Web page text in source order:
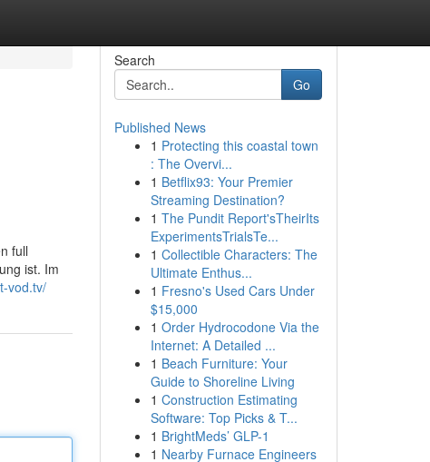
full
ist. Im
vod.tv/
Search
Go
Published News
1 Protecting this coastal town
: The Overvi...
1 Betflix93: Your Premier
Streaming Destination?
1 The Pundit Report'sTheirIts
ExperimentsTrialsTe...
1 Collectible Characters: The
Ultimate Enthus...
1 Fresno's Used Cars Under
$15,000
1 Order Hydrocodone Via the
Internet: A Detailed ...
1 Beach Furniture: Your
Guide to Shoreline Living
1 Construction Estimating
Software: Top Picks & T...
1 BrightMeds’ GLP-1
1 Nearby Furnace Engineers